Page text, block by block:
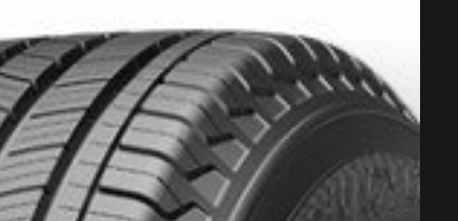
DE MARQUE KUMHO* PLUS D'INFO